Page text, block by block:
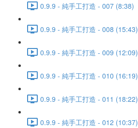
0.9.9 - 純手工打造 - 007 (8:38)
0.9.9 - 純手工打造 - 008 (15:43)
0.9.9 - 純手工打造 - 009 (12:09)
0.9.9 - 純手工打造 - 010 (16:19)
0.9.9 - 純手工打造 - 011 (18:22)
0.9.9 - 純手工打造 - 012 (10:37)